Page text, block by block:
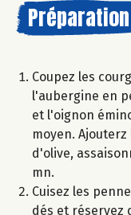
Préparation
Coupez les
l'aubergine en
et l'oignon
moyen.
d'olive,
mn.
Cuisez les
dés et réservez